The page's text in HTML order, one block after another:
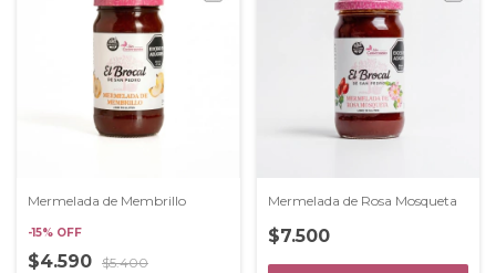
Mermelada de Membrillo
-15% OFF
$4.590 $5.400
Mermelada de Rosa Mosqueta
$7.500